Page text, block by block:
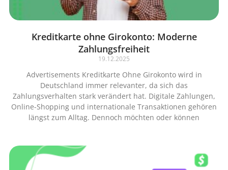
Kreditkarte ohne Girokonto: Moderne
Zahlungsfreiheit
19.12.2025
Advertisements Kreditkarte Ohne Girokonto wird in
Deutschland immer relevanter, da sich das
Zahlungsverhalten stark verändert hat. Digitale Zahlungen,
Online-Shopping und internationale Transaktionen gehören
längst zum Alltag. Dennoch möchten oder können